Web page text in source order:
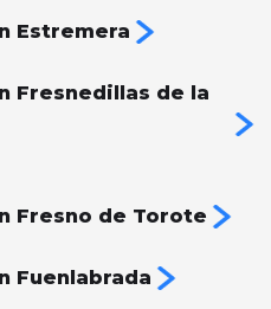
Estremera
Fresnedillas de la
Fresno de Torote
Fuenlabrada